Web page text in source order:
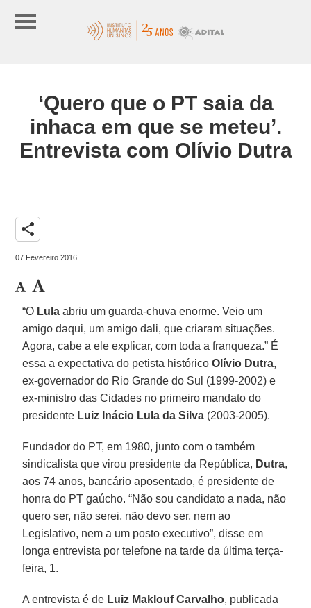
‘Quero que o PT saia da
inhaca em que se meteu’.
Entrevista com Olívio Dutra
share
07 Fevereiro 2016
“O Lula abriu um guarda-chuva enorme. Veio um
amigo daqui, um amigo dali, que criaram situações.
Agora, cabe a ele explicar, com toda a franqueza.” É
essa a expectativa do petista históricoOlívio Dutra,
ex-governador do Rio Grande do Sul (1999-2002) e
ex-ministro das Cidades no primeiro mandato do
presidente Luiz Inácio Lula da Silva (2003-2005).
Fundador do PT, em 1980, junto com o também
sindicalista que virou presidente da República, Dutra,
aos 74 anos, bancário aposentado, é presidente de
honra do PT gaúcho. “Não sou candidato a nada, não
quero ser, não serei, não devo ser, nem ao
Legislativo, nem a um posto executivo”, disse em
longa entrevista por telefone na tarde da última terça-
feira, 1.
A entrevista é de Luiz Maklouf Carvalho, publicada